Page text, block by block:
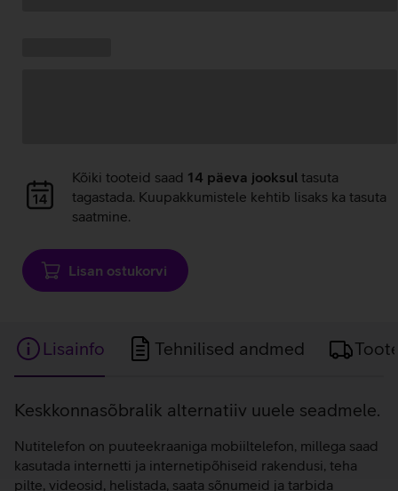
Andmete
laadimine
Kõiki tooteid saad 14 päeva jooksul tasuta
tagastada. Kuupakkumistele kehtib lisaks ka tasuta
saatmine.
Lisan ostukorvi
Lisainfo Tehnilised andmed
Lisainfo
Keskkonnasõbralik alternatiiv uuele seadmele.
Nutitelefon on puuteekraaniga mobiiltelefon, millega saad
kasutada internetti ja internetipõhiseid rakendusi, teha
pilte, videosid, helistada, saata sõnumeid ja tarbida